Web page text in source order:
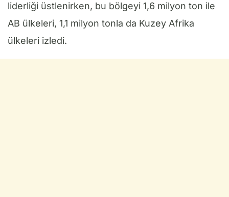
liderliği üstlenirken, bu bölgeyi 1,6 milyon ton ile
AB ülkeleri, 1,1 milyon tonla da Kuzey Afrika
ülkeleri izledi.